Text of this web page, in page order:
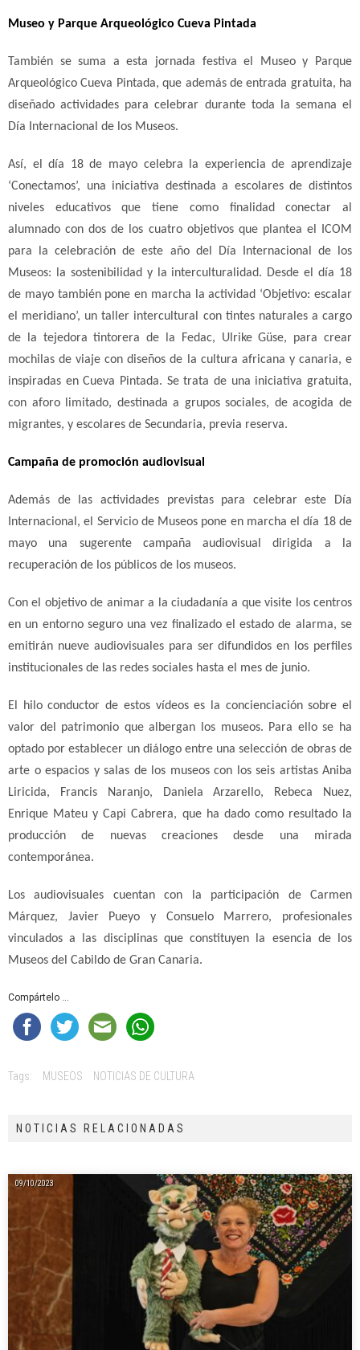
Museo y Parque Arqueológico Cueva Pintada
También se suma a esta jornada festiva el Museo y Parque
Arqueológico Cueva Pintada, que además de entrada gratuita, ha
diseñado actividades para celebrar durante toda la semana el
Día Internacional de los Museos.
Así, el día 18 de mayo celebra la experiencia de aprendizaje
‘Conectamos’, una iniciativa destinada a escolares de distintos
niveles educativos que tiene como finalidad conectar al
alumnado con dos de los cuatro objetivos que plantea el ICOM
para la celebración de este año del Día Internacional de los
Museos: la sostenibilidad y la interculturalidad. Desde el día 18
de mayo también pone en marcha la actividad ‘Objetivo: escalar
el meridiano’, un taller intercultural con tintes naturales a cargo
de la tejedora tintorera de la Fedac, Ulrike Güse, para crear
mochilas de viaje con diseños de la cultura africana y canaria, e
inspiradas en Cueva Pintada. Se trata de una iniciativa gratuita,
con aforo limitado, destinada a grupos sociales, de acogida de
migrantes, y escolares de Secundaria, previa reserva.
Campaña de promoción audiovisual
Además de las actividades previstas para celebrar este Día
Internacional, el Servicio de Museos pone en marcha el día 18 de
mayo una sugerente campaña audiovisual dirigida a la
recuperación de los públicos de los museos.
Con el objetivo de animar a la ciudadanía a que visite los centros
en un entorno seguro una vez finalizado el estado de alarma, se
emitirán nueve audiovisuales para ser difundidos en los perfiles
institucionales de las redes sociales hasta el mes de junio.
El hilo conductor de estos vídeos es la concienciación sobre el
valor del patrimonio que albergan los museos. Para ello se ha
optado por establecer un diálogo entre una selección de obras de
arte o espacios y salas de los museos con los seis artistas Aniba
Liricida, Francis Naranjo, Daniela Arzarello, Rebeca Nuez,
Enrique Mateu y Capi Cabrera, que ha dado como resultado la
producción de nuevas creaciones desde una mirada
contemporánea.
Los audiovisuales cuentan con la participación de Carmen
Márquez, Javier Pueyo y Consuelo Marrero, profesionales
vinculados a las disciplinas que constituyen la esencia de los
Museos del Cabildo de Gran Canaria.
Compártelo ...
Tags: MUSEOS NOTICIAS DE CULTURA
NOTICIAS RELACIONADAS
09/10/2023